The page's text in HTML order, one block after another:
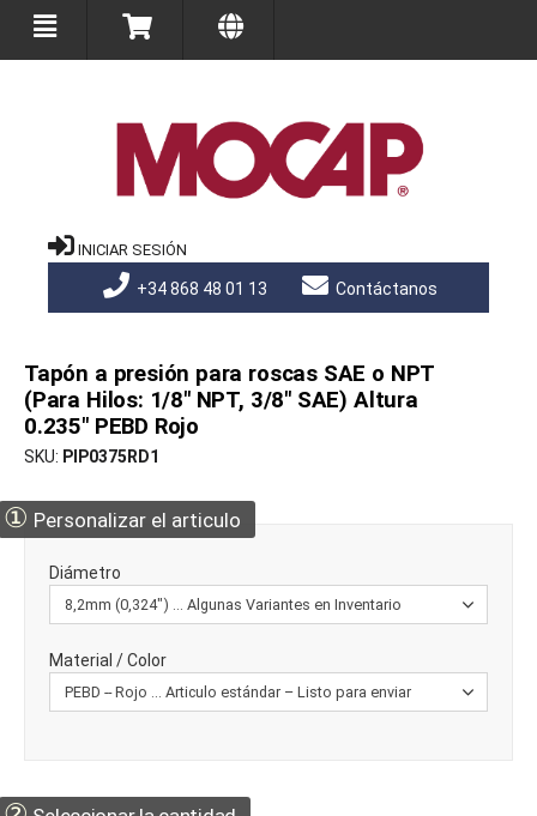
INICIAR SESIÓN
+34 868 48 01 13 Contáctanos
Tapón a presión para roscas SAE o NPT
(Para Hilos: 1/8" NPT, 3/8" SAE) Altura
0.235" PEBD Rojo
SKU PIP0375RD1
① Personalizar el articulo
Diámetro
Material / Color